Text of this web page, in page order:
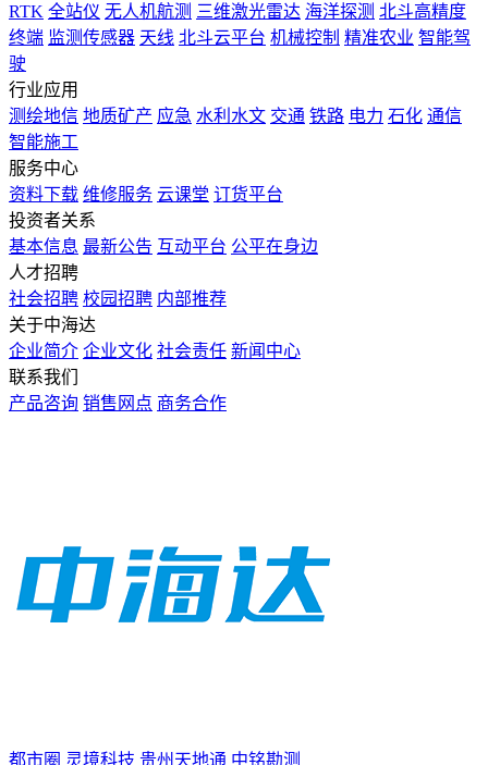
RTK 全站仪 无人机航测 三维激光雷达 海洋探测 北斗高精度
终端 监测传感器 天线 北斗云平台 机械控制 精准农业 智能驾
驶
行业应用
测绘地信 地质矿产 应急 水利水文 交通 铁路 电力 石化 通信
智能施工
服务中心
资料下载 维修服务 云课堂 订货平台
投资者关系
基本信息 最新公告 互动平台 公平在身边
人才招聘
社会招聘 校园招聘 内部推荐
关于中海达
企业简介 企业文化 社会责任 新闻中心
联系我们
产品咨询 销售网点 商务合作
都市圈 灵境科技 贵州天地通 中铭勘测